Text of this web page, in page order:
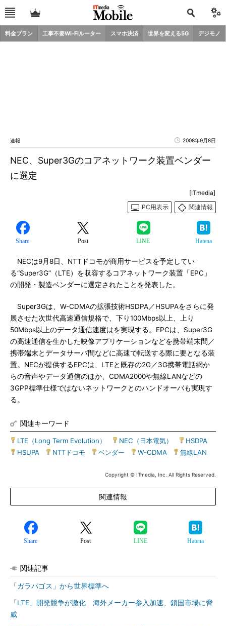
料金プラン 工事不要Wi-Fiルーター スマホ決済 世界を変える5G デジモノ
速報 2008年9月8日
NEC、Super3Gのコアネットワーク装置ベンダー
に選定
[ITmedia]
PC用表示
関連情報
Share Post LINE Hatena
NECは9月8日、NTTドコモが商用サービスを予定してい
る“Super3G”（LTE）を収容するコアネットワーク装置「EPC」
の開発・製造ベンダーに選定されたことを発表した。
Super3Gは、W-CDMAの拡張技術HSDPA／HSUPAをさらに発
展させた次世代高速通信規格で、下り100Mbps以上、上り
50Mbps以上のデータ通信速度はを実現する。EPCは、Super3G
の高速通信を生かした映像アプリケーションなどを携帯端末間／
携帯端末とデータサーバ間などに高速で転送する際に要となる装
置。NECが提供するEPCは、LTEと既存の2G／3G携帯電話網か
らの音声やデータ通信のほか、CDMA2000や無線LANなどの
3GPP標準仕様ではないネットワークとのハンドオーバも実現す
る。
関連キーワード
LTE（Long Term Evolution） NEC（日本電気） HSDPA
HSUPA
NTTドコモ ベンダー W-CDMA 無線LAN
Copyright © ITmedia, Inc. All Rights Reserved.
関連情報
Share Post LINE Hatena
関連記事
「ガラパゴス」から世界標準へ
「LTE」開発競争が激化 海外メーカー参入加速、鎖国市場に脅
威